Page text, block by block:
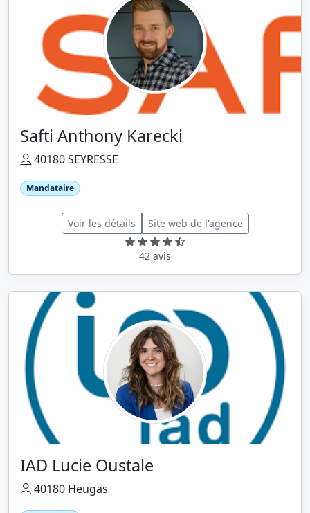
Safti Anthony Karecki
40180 SEYRESSE
Mandataire
Voir les détails Site web de l'agence
42 avis
IAD Lucie Oustale
40180 Heugas